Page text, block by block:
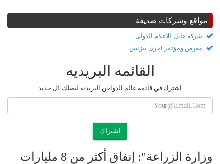
مواقع وشركات صديقة
شركة هايل للاعلام الدولى
معرض ومؤتمر اجرى بيزنس
القائمه البريديه
اشترك في قائمة عالم الدواجن البريديه ليصلك كل جديد
اشتراك
وزارة الزراعة": إنفاق أكثر من 8 مليارات